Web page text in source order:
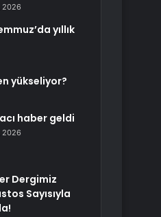
2026
yıllık
yükseliyor?
haber geldi
2026
Dergimiz
Sayısıyla